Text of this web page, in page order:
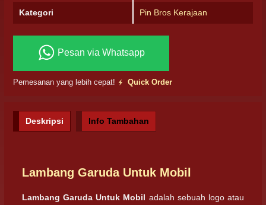
Kategori Pin Bros Kerajaan
Pesan via Whatsapp
Pemesanan yang lebih cepat! Quick Order
Deskripsi Info Tambahan
Lambang Garuda Untuk Mobil
Lambang Garuda Untuk Mobil adalah sebuah logo atau